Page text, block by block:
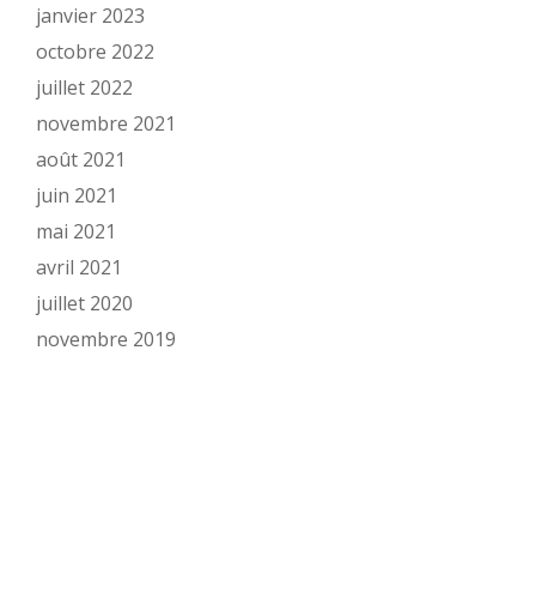
janvier 2023
octobre 2022
juillet 2022
novembre 2021
août 2021
juin 2021
mai 2021
avril 2021
juillet 2020
novembre 2019